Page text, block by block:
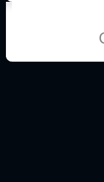
Salut tout le